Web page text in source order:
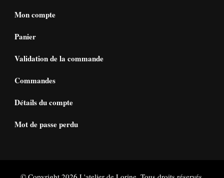
Mon compte
Panier
Validation de la commande
Commandes
Détails du compte
Mot de passe perdu